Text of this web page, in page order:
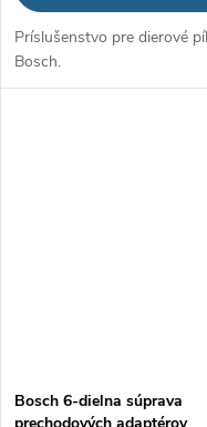
Príslušenstvo pre dierové
Bosch.
Bosch 6-dielna súprava